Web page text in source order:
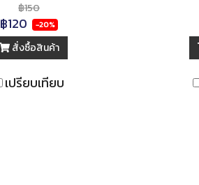
฿150
฿120 -20%
สั่งซื้อสินค้า
เปรียบเทียบ